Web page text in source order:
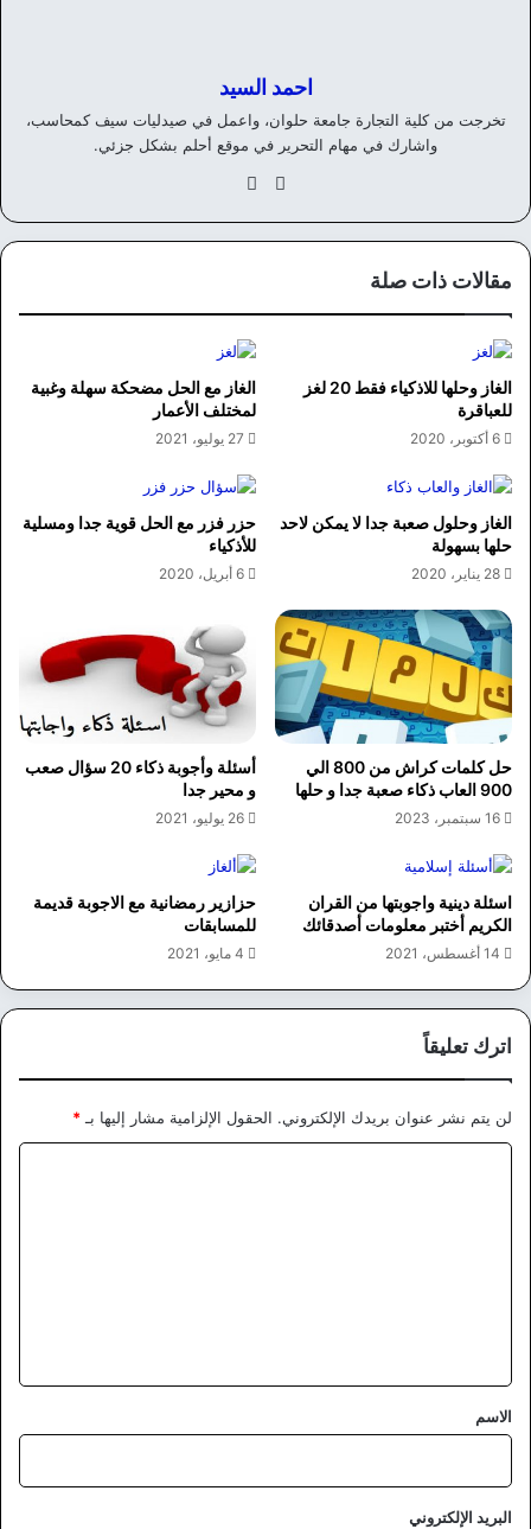
احمد السيد
تخرجت من كلية التجارة جامعة حلوان، واعمل في صيدليات سيف كمحاسب،
واشارك في مهام التحرير في موقع أحلم بشكل جزئي.
موق
الويوك
مقالات ذات صلة
الغاز وحلها للاذكياء فقط 20 لغز
للعباقرة
6 أكتوبر، 2020
الغاز مع الحل مضحكة سهلة وغبية
لمختلف الأعمار
27 يوليو، 2021
الغاز وحلول صعبة جدا لا يمكن لاحد
حلها بسهولة
28 يناير، 2020
حزر فزر مع الحل قوية جدا ومسلية
للأذكياء
6 أبريل، 2020
حل كلمات كراش من 800 الي
900 العاب ذكاء صعبة جدا و حلها
16 سبتمبر، 2023
أسئلة وأجوبة ذكاء 20 سؤال صعب
و محير جدا
26 يوليو، 2021
اسئلة دينية واجوبتها من القران
الكريم أختبر معلومات أصدقائك
14 أغسطس، 2021
حزازير رمضانية مع الاجوبة قديمة
للمسابقات
4 مايو، 2021
اترك تعليقاً
لن يتم نشر عنوان بريدك الإلكتروني. الحقول الإلزامية مشار إليها بـ *
*
الاسم
البريد الإلكتروني